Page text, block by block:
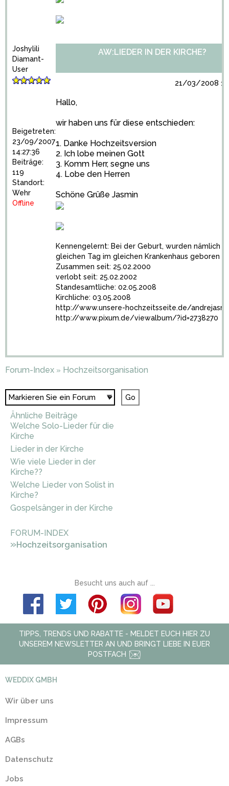
Joshylili
Diamant-
User
Beigetreten:
23/09/2007
14:27:36
Beiträge:
119
Standort:
Wehr
Offline
AW:LIEDER IN DER KIRCHE?
21/03/2008
Hallo,
wir haben uns für diese entschieden:
1. Danke Hochzeitsversion
2. Ich lobe meinen Gott
3. Komm Herr, segne uns
4. Lobe den Herren
Schöne Grüße Jasmin
Kennengelernt: Bei der Geburt, wurden nämlich
gleichen Tag im gleichen Krankenhaus geboren
Zusammen seit: 25.02.2000
verlobt seit: 25.02.2002
Standesamtliche: 02.05.2008
Kirchliche: 03.05.2008
http://www.unsere-hochzeitsseite.de/
http://www.pixum.de/viewalbum/?id=2738270
Forum-Index » Hochzeitsorganisation
Ähnliche Beiträge
Welche Solo-Lieder für die
Kirche
Lieder in der Kirche
Wie viele Lieder in der
Kirche??
Welche Lieder von Solist in
Kirche?
Gospelsänger in der Kirche
FORUM-INDEX
»Hochzeitsorganisation
Besucht uns auch auf ...
TIPPS, TRENDS UND RABATTE - MELDET EUCH HIER ZU
UNSEREM NEWSLETTER AN UND BRINGT LIEBE IN EUER
POSTFACH
WEDDIX GMBH
Wir über uns
Impressum
AGBs
Datenschutz
Jobs